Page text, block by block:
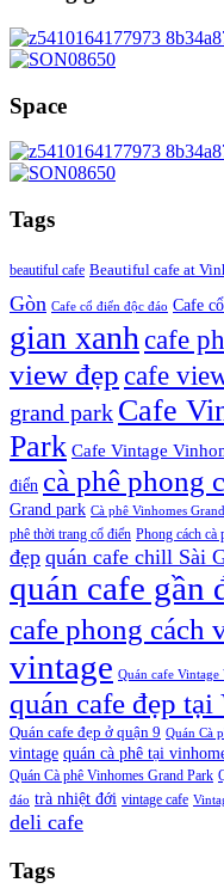
Space
Tags
beautiful cafe Beautiful cafe at
Gòn Cafe cổ điển độc đáo Cafe
gian xanh cafe
view đẹp cafe
grand park Cafe
Park Cafe Vintage
điển cà phê phong
Grand park Cà phê Vinhomes
phê thời trang cổ điển Phong cách cà
đẹp quán cafe chill Sài
quán cafe gần
cafe phong cách
vintage Quán cafe Vintage
quán cafe đẹp
Quán cafe đẹp ở quận 9 Quán Cà
vintage quán cà phê tại
Quán Cà phê Vinhomes Grand Park
đáo trà nhiệt đới vintage cafe
deli cafe
Tags